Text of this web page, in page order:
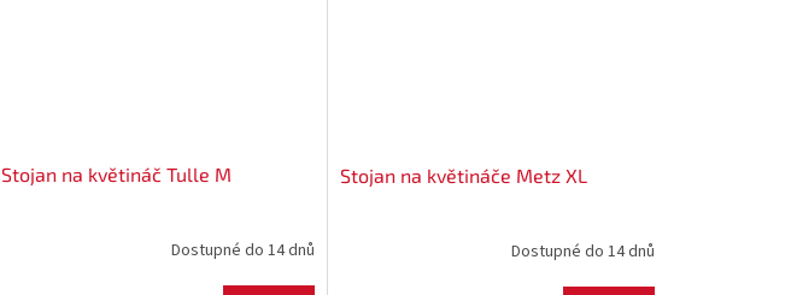
Stojan na květináč Tulle M
Dostupné do 14 dnů
Stojan na květináče Metz XL
Dostupné do 14 dnů